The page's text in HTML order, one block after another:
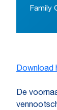
Family
Download
De